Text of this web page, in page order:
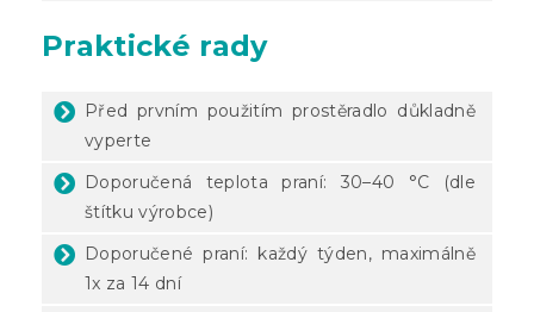
Praktické rady
Před prvním použitím prostěradlo důkladně
vyperte
Doporučená teplota praní: 30–40 °C (dle
štítku výrobce)
Doporučené praní: každý týden, maximálně
1x za 14 dní